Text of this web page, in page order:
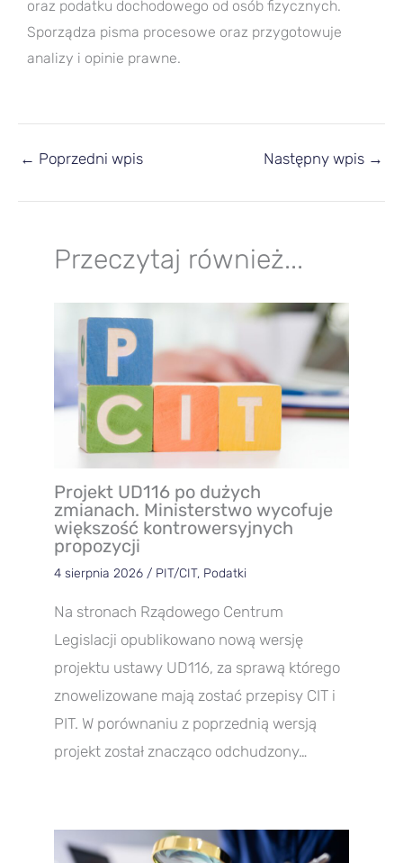
oraz podatku dochodowego od osób fizycznych.
Sporządza pisma procesowe oraz przygotowuje
analizy i opinie prawne.
← Poprzedni wpis Następny wpis →
Przeczytaj również...
Projekt UD116 po dużych
zmianach. Ministerstwo wycofuje
większość kontrowersyjnych
propozycji
4 sierpnia 2026 / PIT/CIT, Podatki
Na stronach Rządowego Centrum
Legislacji opublikowano nową wersję
projektu ustawy UD116, za sprawą którego
znowelizowane mają zostać przepisy CIT i
PIT. W porównaniu z poprzednią wersją
projekt został znacząco odchudzony…